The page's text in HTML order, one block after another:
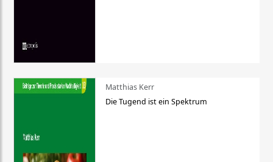
Matthias Kerr
Die Tugend ist ein Spektrum